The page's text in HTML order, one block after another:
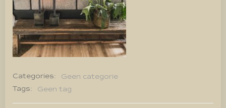
Categories:
Geen categorie
Tags:
Geen tag